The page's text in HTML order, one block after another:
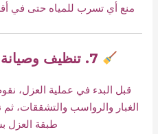
منع أي تسرب للمياه حتى
قبل البدء في عملية العزل،
الغبار والرواسب والتشققات،
طبقة العزل